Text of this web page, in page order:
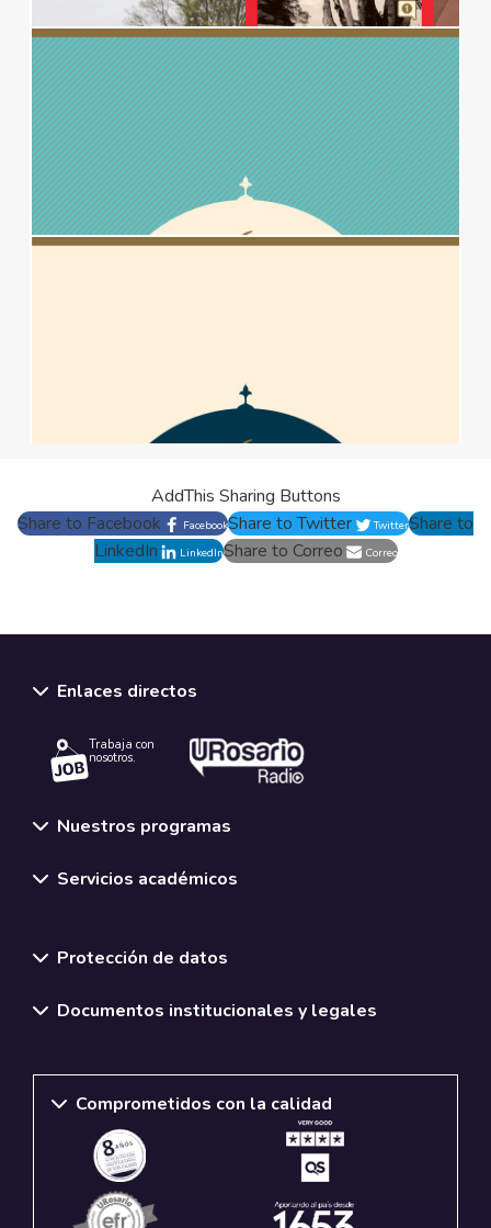
AddThis Sharing Buttons
Share to Facebook
FacebookShare to Twitter TwitterShare to
LinkedIn
LinkedInShare to Correo Correo
Enlaces directos
Trabaja con
nosotros.
Nuestros programas
Servicios académicos
Protección de datos
Documentos institucionales y legales
Comprometidos con la calidad